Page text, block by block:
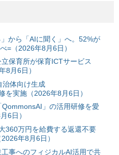
から「AIに聞く」へ。52%が
=（2026年8月6日）
保育所が保育ICTサービス
8月6日）
治体向け生成
を実施（2026年8月6日）
」の活用研修を愛
6日）
360万円を給費する返還不要
年8月6日）
事へのフィジカルAI活用で共